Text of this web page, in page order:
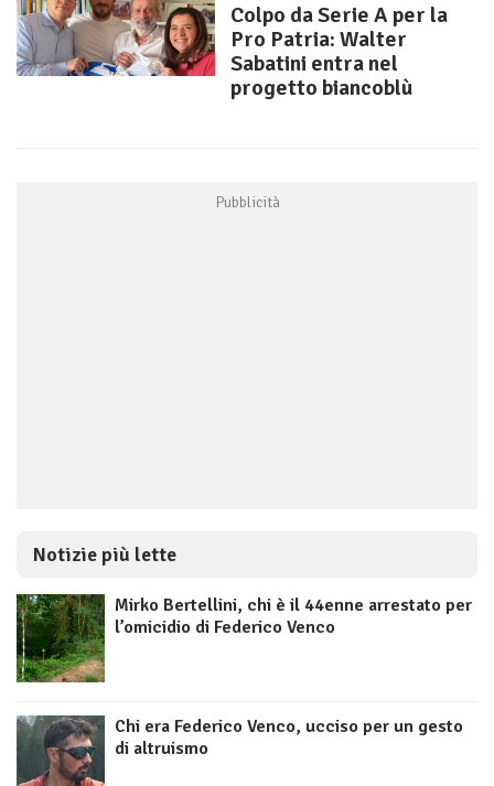
Colpo da Serie A per la
Pro Patria: Walter
Sabatini entra nel
progetto biancoblù
Notizie più lette
Mirko Bertellini, chi è il 44enne arrestato per
l’omicidio di Federico Venco
Chi era Federico Venco, ucciso per un gesto
di altruismo